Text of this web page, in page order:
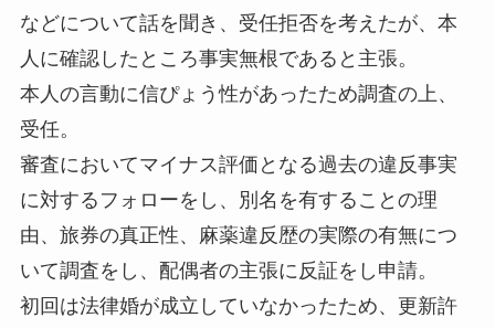
などについて話を聞き、受任拒否を考えたが、本
人に確認したところ事実無根であると主張。
本人の言動に信ぴょう性があったため調査の上、
受任。
審査においてマイナス評価となる過去の違反事実
に対するフォローをし、別名を有することの理
由、旅券の真正性、麻薬違反歴の実際の有無につ
いて調査をし、配偶者の主張に反証をし申請。
初回は法律婚が成立していなかったため、更新許